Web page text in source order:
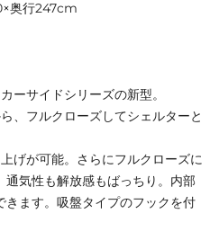
奥行247cm
ーサイドシリーズの新型。
、フルクローズしてシェルターと
げが可能。さらにフルクローズに
通気性も解放感もばっちり。内部
きます。吸盤タイプのフックを付